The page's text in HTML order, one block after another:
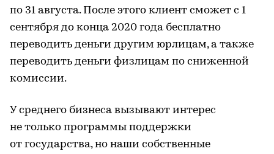
по 31 августа. После этого клиент сможет c 1
сентября до конца 2020 года бесплатно
переводить деньги другим юрлицам, а также
переводить деньги физлицам по сниженной
комиссии.
У среднего бизнеса вызывают интерес
не только программы поддержки
от государства, но наши собственные